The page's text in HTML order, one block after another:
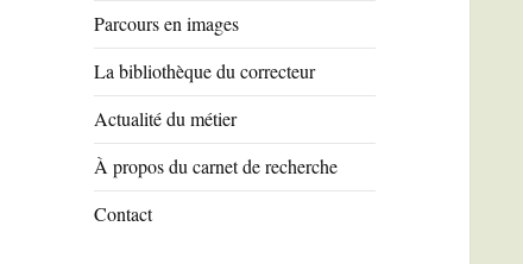
Parcours en images
La bibliothèque du correcteur
Actualité du métier
À propos du carnet de recherche
Contact